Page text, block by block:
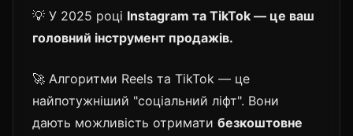
💡 У 2025 році Instagram та TikTok — це ваш
головний інструмент продажів.
🚀 Алгоритми Reels та TikTok — це
найпотужніший "соціальний ліфт". Вони
дають можливість отримати безкоштовне